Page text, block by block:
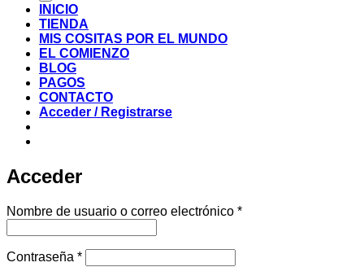
INICIO
TIENDA
MIS COSITAS POR EL MUNDO
EL COMIENZO
BLOG
PAGOS
CONTACTO
Acceder / Registrarse
Acceder
Nombre de usuario o correo electrónico *Obligatorio
Contraseña *Obligatorio